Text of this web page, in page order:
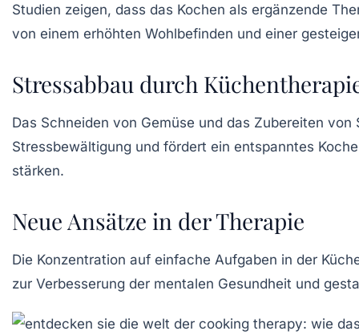
Studien zeigen, dass das Kochen als ergänzende
von einem erhöhten Wohlbefinden und einer
Stressabbau durch
Das Schneiden von Gemüse und das Zubereiten
Stressbewältigung und fördert ein entspanntes
stärken.
Neue Ansätze in der Therapie
Die Konzentration auf einfache Aufgaben in der
zur Verbesserung der mentalen Gesundheit und